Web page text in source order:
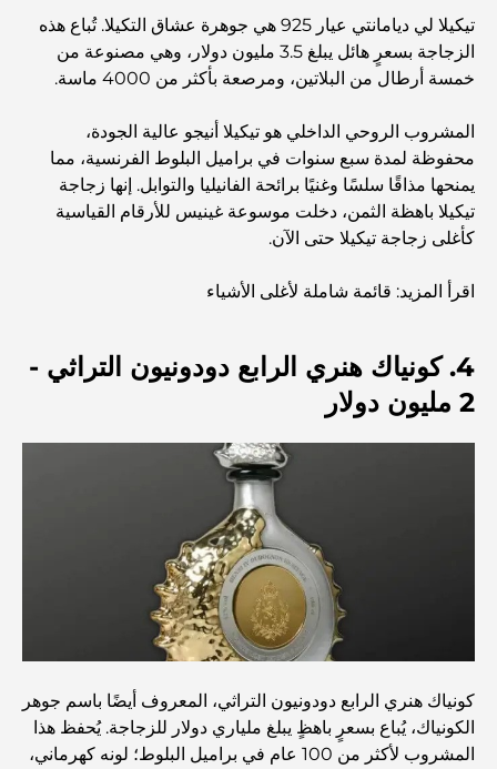
Global Competition
المقاهي في نخلة جميرا: دليل لأفضل أماكن القهوة وأسلوب
أفضل وجبات الإفطار في دبي: اختياراتي المفضلة لعام 2026
منازل متوافقة مع مبادئ فاستو: دليل عملي لتحقيق التوازن
أفضل شركات تنسيق الحدائق في دبي: تحويل المساحات
أفضل شركات نقل الأثاث في دبي: دليل شامل
نخلة جبل علي مقابل نخلة جميرا: مقارنة واضحة لمشتري
العقارات الأذكياء
اكتشف جزيرة القمر في دبي: دليلك الأمثل
تيكيلا لي ديامانتي عيار 925 هي جوهرة عشاق التكيلا. تُباع هذه
الزجاجة بسعرٍ هائل يبلغ 3.5 مليون دولار، وهي مصنوعة من
خمسة أرطال من البلاتين، ومرصعة بأكثر من 4000 ماسة.
المشروب الروحي الداخلي هو تيكيلا أنيجو عالية الجودة،
محفوظة لمدة سبع سنوات في براميل البلوط الفرنسية، مما
يمنحها مذاقًا سلسًا وغنيًا برائحة الفانيليا والتوابل. إنها زجاجة
تيكيلا باهظة الثمن، دخلت موسوعة غينيس للأرقام القياسية
كأغلى زجاجة تيكيلا حتى الآن.
اقرأ المزيد: قائمة شاملة لأغلى الأشياء
4. كونياك هنري الرابع دودونيون التراثي -
2 مليون دولار
كونياك هنري الرابع دودونيون التراثي، المعروف أيضًا باسم جوهر
الكونياك، يُباع بسعرٍ باهظٍ يبلغ ملياري دولار للزجاجة. يُحفظ هذا
المشروب لأكثر من 100 عام في براميل البلوط؛ لونه كهرماني،